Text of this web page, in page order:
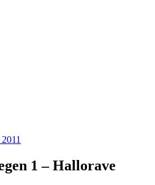
1 – Hallorave